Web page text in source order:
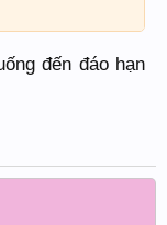
đến đáo hạn